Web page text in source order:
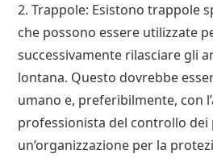
2. Trappole: Esistono trappole
che possono essere utilizzate
successivamente rilasciare gli
lontana. Questo dovrebbe
umano e, preferibilmente, con
professionista del controllo dei
un’organizzazione per la